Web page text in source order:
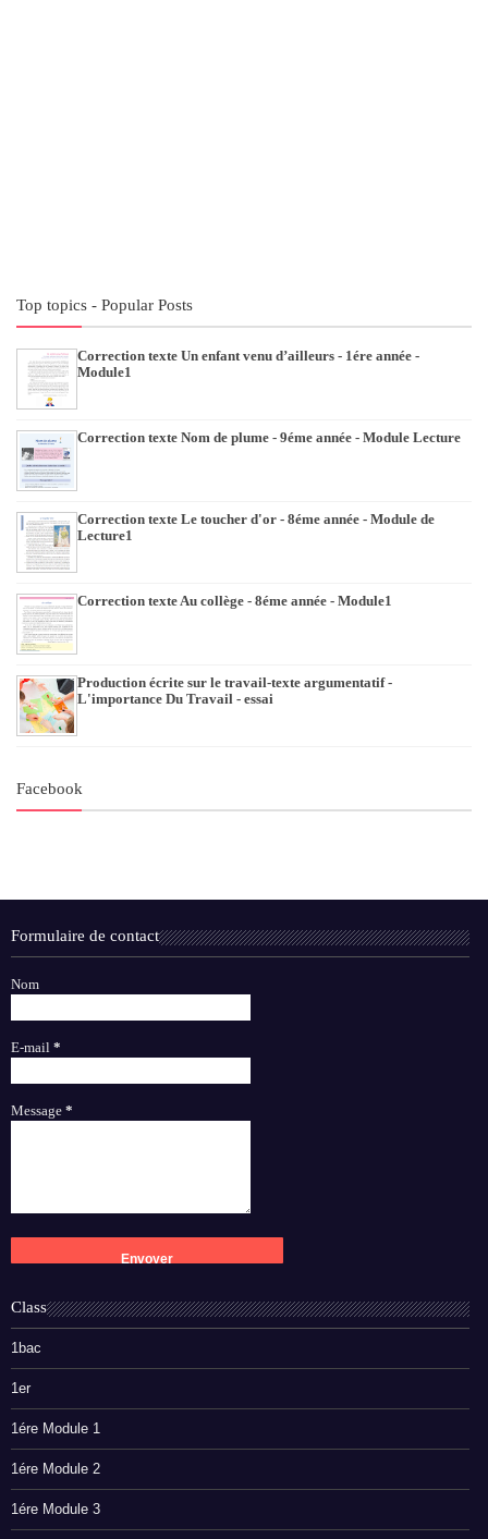
Top topics - Popular Posts
Correction texte Un enfant venu d’ailleurs - 1ére année -
Module1
Correction texte Nom de plume - 9éme année - Module Lecture
Correction texte Le toucher d'or - 8éme année - Module de
Lecture1
Correction texte Au collège - 8éme année - Module1
Production écrite sur le travail-texte argumentatif -
L'importance Du Travail - essai
Facebook
Formulaire de contact
Nom
E-mail *
Message *
Class
1bac
1er
1ére Module 1
1ére Module 2
1ére Module 3